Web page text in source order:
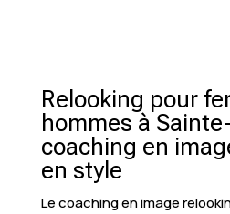
Relooking pour
hommes à
coaching en
en style
Le coaching en image